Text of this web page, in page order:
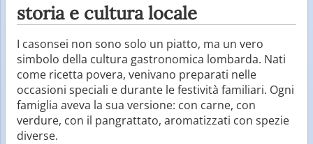
storia e cultura locale
I casonsei non sono solo un piatto, ma un vero
simbolo della cultura gastronomica lombarda. Nati
come ricetta povera, venivano preparati nelle
occasioni speciali e durante le festività familiari. Ogni
famiglia aveva la sua versione: con carne, con
verdure, con il pangrattato, aromatizzati con spezie
diverse.